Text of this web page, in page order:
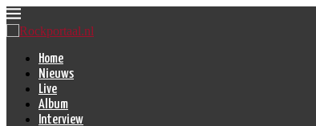
Home
Nieuws
Live
Album
Interview